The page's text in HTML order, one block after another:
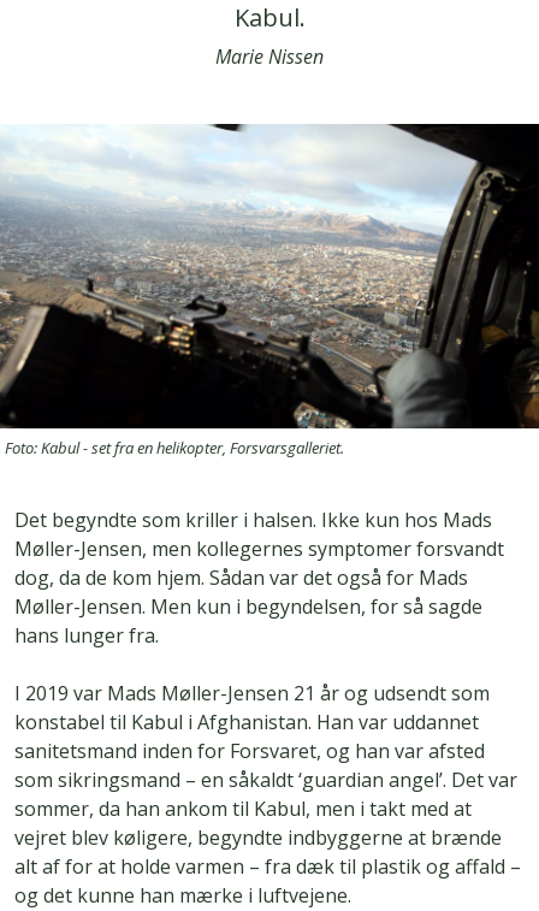
Kabul.
Marie Nissen
Foto: Kabul - set fra en helikopter, Forsvarsgalleriet.
Det begyndte som kriller i halsen. Ikke kun hos Mads
Møller-Jensen, men kollegernes symptomer forsvandt
dog, da de kom hjem. Sådan var det også for Mads
Møller-Jensen. Men kun i begyndelsen, for så sagde
hans lunger fra.
I 2019 var Mads Møller-Jensen 21 år og udsendt som
konstabel til Kabul i Afghanistan. Han var uddannet
sanitetsmand inden for Forsvaret, og han var afsted
som sikringsmand – en såkaldt ‘guardian angel’. Det var
sommer, da han ankom til Kabul, men i takt med at
vejret blev køligere, begyndte indbyggerne at brænde
alt af for at holde varmen – fra dæk til plastik og affald –
og det kunne han mærke i luftvejene.